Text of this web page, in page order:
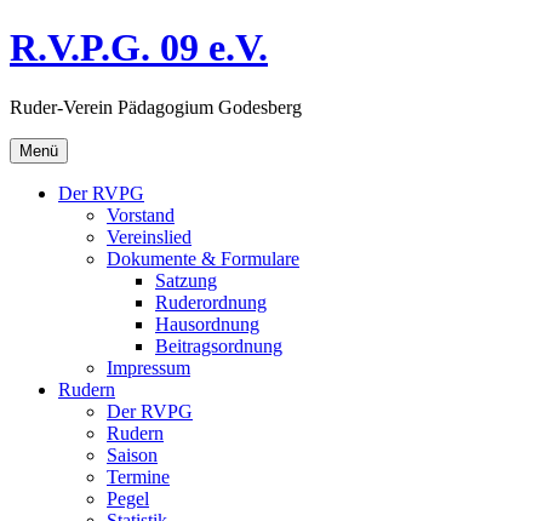
Direkt
zum
R.V.P.G. 09 e.V.
Ruder-Verein Pädagogium Godesberg
Menü
Der RVPG
Vorstand
Vereinslied
Dokumente & Formulare
Satzung
Ruderordnung
Hausordnung
Beitragsordnung
Impressum
Rudern
Der RVPG
Rudern
Saison
Termine
Pegel